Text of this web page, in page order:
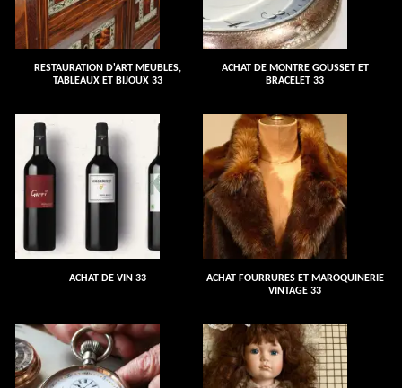
RESTAURATION D'ART MEUBLES,
TABLEAUX ET BIJOUX 33
ACHAT DE MONTRE GOUSSET ET
BRACELET 33
ACHAT DE VIN 33
ACHAT FOURRURES ET MAROQUINERIE
VINTAGE 33